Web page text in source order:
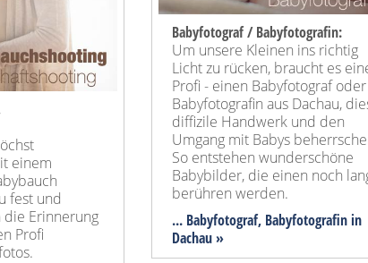
einem
fest und
die Erinnerung
Profi
Babyfotograf / Babyfotografin:
Um unsere Kleinen ins richtig
Licht zu rücken, braucht es
Profi - einen Babyfotograf oder
Babyfotografin aus Dachau,
diffizile Handwerk und den
Umgang mit Babys
So entstehen wunderschöne
Babybilder, die einen noch
berühren werden.
... Babyfotograf, Babyfotografin in
Dachau »